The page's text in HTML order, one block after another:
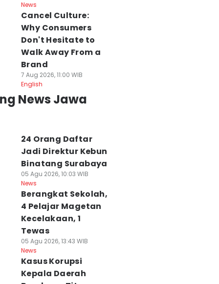
News
Cancel Culture:
Why Consumers
Don't Hesitate to
Walk Away From a
Brand
7 Aug 2026, 11:00 WIB
English
News Jawa
24 Orang Daftar
Jadi Direktur Kebun
Binatang Surabaya
05 Agu 2026, 10:03 WIB
News
Berangkat Sekolah,
4 Pelajar Magetan
Kecelakaan, 1
Tewas
05 Agu 2026, 13:43 WIB
News
Kasus Korupsi
Kepala Daerah